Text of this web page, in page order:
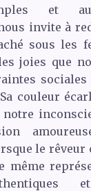
et
invite à
sous les
joies que
couleur
le rêveur
même
et